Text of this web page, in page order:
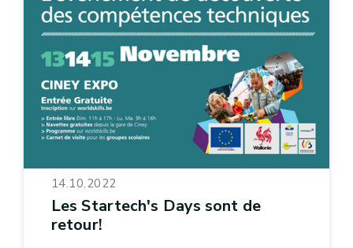
14.10.2022
Les Startech's Days sont de
retour!